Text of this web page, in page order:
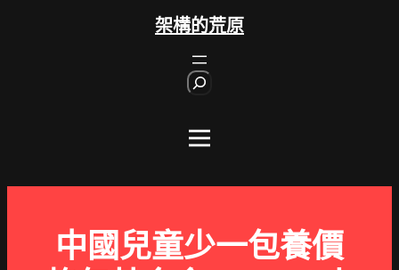
架構的荒原
中國兒童少一包養價